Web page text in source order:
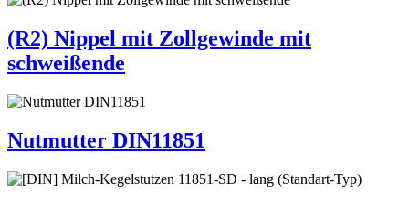
(R2) Nippel mit Zollgewinde mit
schweißende
Nutmutter DIN11851